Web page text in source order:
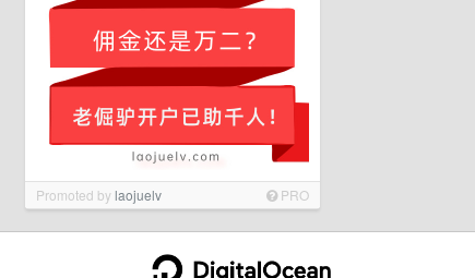
Promoted bylaojuelv PRO